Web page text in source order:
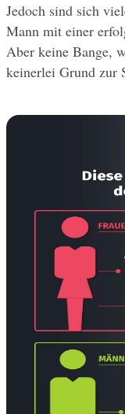
Jedoch sind sich
Mann mit einer
Aber keine Bange,
keinerlei Grund zur